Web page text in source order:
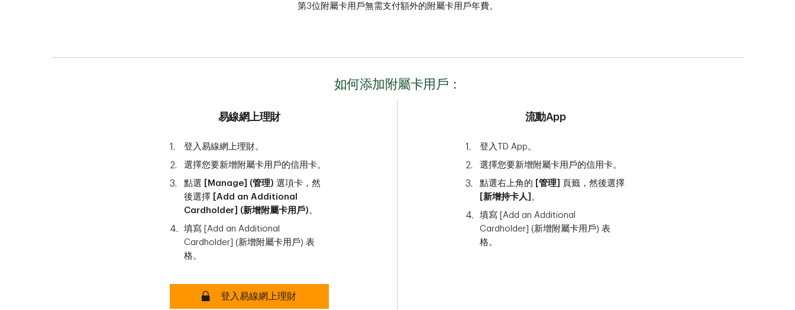
第3位附屬卡用戶無需支付額外的附屬卡用戶年費。
如何添加附屬卡用戶：
易線網上理財
登入易線網上理財。
選擇您要新增附屬卡用戶的信用卡。
點選 [Manage] (管理) 選項卡，然
後選擇
[Add an Additional
Cardholder] (新增附屬卡用戶)。
填寫 [Add an Additional
Cardholder] (新增附屬卡用戶) 表
格。
易線網上理財保障
登入易線網上理財
流動App
登入TD App。
選擇您要新增附屬卡用戶的信用卡。
點選右上角的 [管理]
頁籤，然後選擇
[新增持卡人] 。
填寫 [Add an Additional
Cardholder] (新增附屬卡用戶) 表
格。